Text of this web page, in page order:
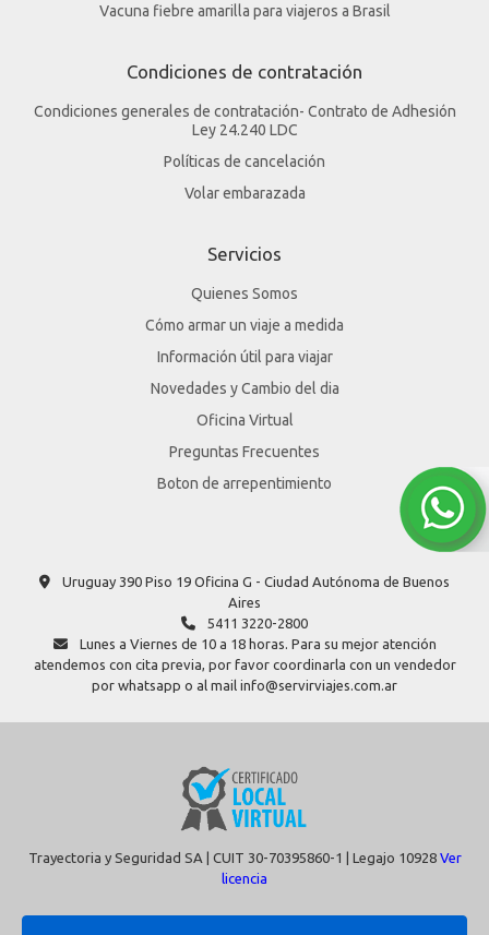
Vacuna fiebre amarilla para viajeros a Brasil
Condiciones de contratación
Condiciones generales de contratación- Contrato de Adhesión
Ley 24.240 LDC
Políticas de cancelación
Volar embarazada
Servicios
Quienes Somos
Cómo armar un viaje a medida
Información útil para viajar
Novedades y Cambio del dia
Oficina Virtual
Preguntas Frecuentes
Boton de arrepentimiento
Uruguay 390 Piso 19 Oficina G - Ciudad Autónoma de Buenos
Aires
5411 3220-2800
Lunes a Viernes de 10 a 18 horas. Para su mejor atención
atendemos con cita previa, por favor coordinarla con un vendedor
por whatsapp o al mail info@servirviajes.com.ar
Trayectoria y Seguridad SA | CUIT 30-70395860-1 | Legajo 10928 Ver
licencia